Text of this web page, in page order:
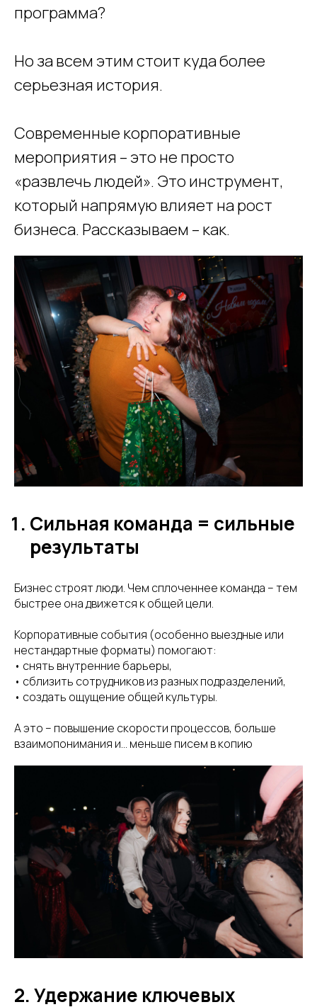
программа?
Но за всем этим стоит куда более
серьезная история.
Современные корпоративные
мероприятия – это не просто
«развлечь людей». Это инструмент,
который напрямую влияет на рост
бизнеса. Рассказываем – как.
Сильная команда = сильные
результаты
Бизнес строят люди. Чем сплоченнее команда – тем
быстрее она движется к общей цели.
Корпоративные события (особенно выездные или
нестандартные форматы) помогают:
• снять внутренние барьеры,
• сблизить сотрудников из разных подразделений,
• создать ощущение общей культуры.
А это – повышение скорости процессов, больше
взаимопонимания и… меньше писем в копию
2. Удержание ключевых